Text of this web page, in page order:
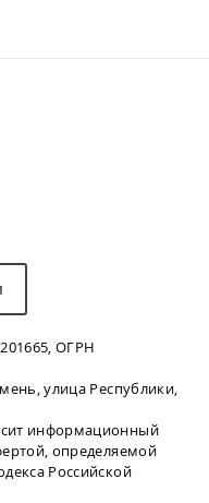
ОГРН
улица Республики,
информационный
определяемой
Российской